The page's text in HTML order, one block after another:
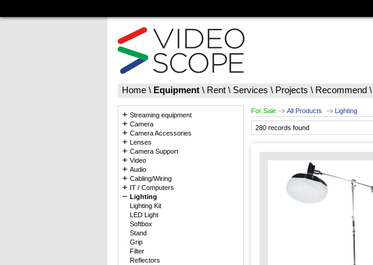
Home \ Equipment \ Rent \ Services \ Projects \ Recommend \
Streaming equipment
Camera
Camera Accessories
Lenses
Camera Support
Video
Audio
Cabling/Wiring
IT / Computers
Lighting
Lighting Kit
LED Light
Softbox
Stand
Grip
Filter
Reflectors
For Sale All Products Lighting
280 records found